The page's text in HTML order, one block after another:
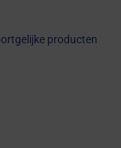
producten